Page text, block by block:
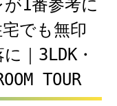
が1番参考に
でも無印
｜3LDK・
TOUR